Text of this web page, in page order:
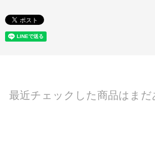
最近チェックした商品はまだ